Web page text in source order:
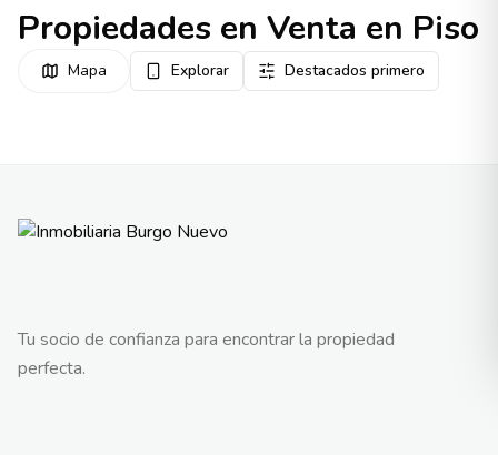
Propiedades en Venta en Piso
Mapa Explorar Destacados primero
Tu socio de confianza para encontrar la propiedad
perfecta.